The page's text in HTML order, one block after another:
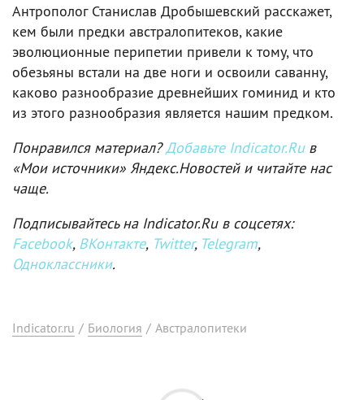
Антрополог Станислав Дробышевский расскажет,
кем были предки австралопитеков, какие
эволюционные перипетии привели к тому, что
обезьяны встали на две ноги и освоили саванну,
каково разнообразие древнейших гоминид и кто
из этого разнообразия является нашим предком.
Понравился материал?Добавьте Indicator.Ruв
«Мои источники» Яндекс.Новостей и читайте нас
чаще.
Подписывайтесь на Indicator.Ru в соцсетях:
Facebook, ВКонтакте, Twitter, Telegram,
Одноклассники.
Indicator.ru / Биология / Австралопитеки